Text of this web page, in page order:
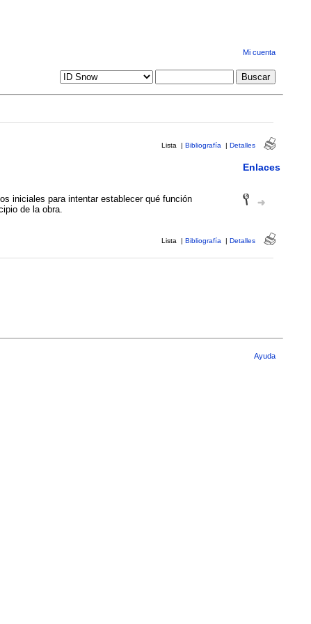
Mi cuenta
Lista | Bibliografía | Detalles
Enlaces
iniciales para intentar establecer qué función
de la obra.
Lista | Bibliografía | Detalles
Ayuda